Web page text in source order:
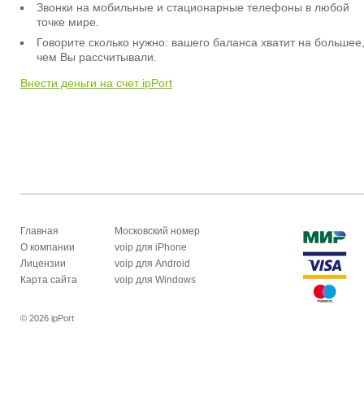
Звонки на мобильные и стационарные телефоны в любой
точке мире.
Говорите сколько нужно: вашего баланса хватит на большее,
чем Вы рассчитывали.
Внести деньги на счет ipPort
Главная
О компании
Лицензии
Карта сайта
Московский номер
voip для iPhone
voip для Android
voip для Windows
© 2026 ipPort